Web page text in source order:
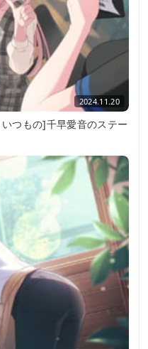
2024.11.20
つもの]千早愛音のステー